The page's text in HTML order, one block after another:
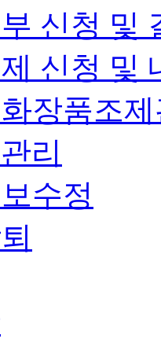
신청 및
신청 및
장품조
리
수정